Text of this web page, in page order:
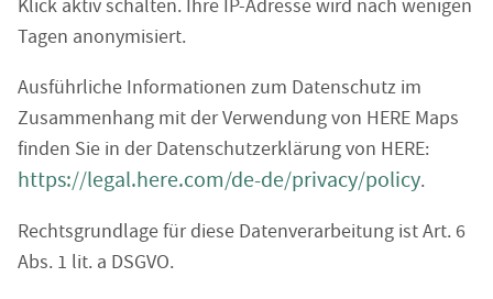
Klick aktiv schalten. Ihre IP-Adresse wird nach wenigen
Tagen anonymisiert.
Ausführliche Informationen zum Datenschutz im
Zusammenhang mit der Verwendung von HERE Maps
finden Sie in der Datenschutzerklärung von HERE:
https://legal.here.com/de-de/privacy/policy.
Rechtsgrundlage für diese Datenverarbeitung ist Art. 6
Abs. 1 lit. a DSGVO.